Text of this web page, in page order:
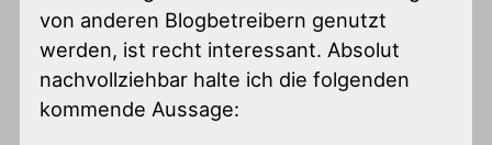
von anderen Blogbetreibern genutzt
werden, ist recht interessant. Absolut
nachvollziehbar halte ich die folgenden
kommende Aussage: